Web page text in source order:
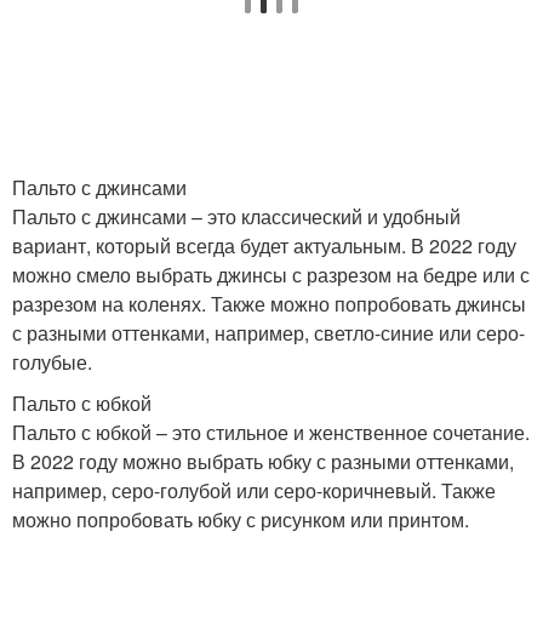
Пальто с джинсами
Пальто с джинсами – это классический и удобный
вариант, который всегда будет актуальным. В 2022 году
можно смело выбрать джинсы с разрезом на бедре или с
разрезом на коленях. Также можно попробовать джинсы
с разными оттенками, например, светло-синие или серо-
голубые.
Пальто с юбкой
Пальто с юбкой – это стильное и женственное сочетание.
В 2022 году можно выбрать юбку с разными оттенками,
например, серо-голубой или серо-коричневый. Также
можно попробовать юбку с рисунком или принтом.